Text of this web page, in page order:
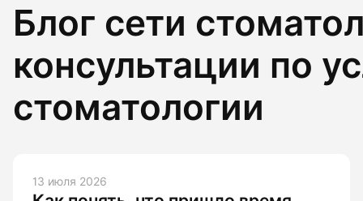
Ортопедия
Детская
Блог сети
консультации по
стоматологии
13 июля 2026